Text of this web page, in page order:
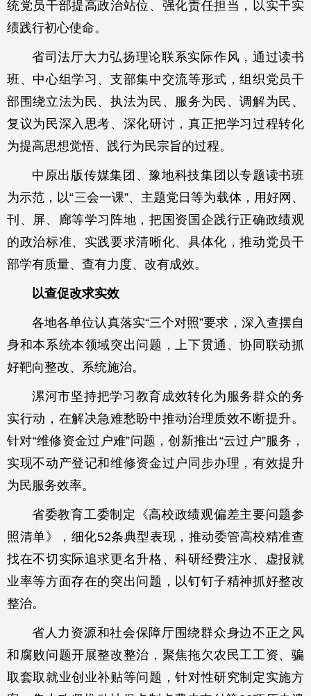
统党员干部提高政治站位、强化责任担当，以实干实
绩践行初心使命。
省司法厅大力弘扬理论联系实际作风，通过读书
班、中心组学习、支部集中交流等形式，组织党员干
部围绕立法为民、执法为民、服务为民、调解为民、
复议为民深入思考、深化研讨，真正把学习过程转化
为提高思想觉悟、践行为民宗旨的过程。
中原出版传媒集团、豫地科技集团以专题读书班
为示范，以“三会一课”、主题党日等为载体，用好网、
刊、屏、廊等学习阵地，把国资国企践行正确政绩观
的政治标准、实践要求清晰化、具体化，推动党员干
部学有质量、查有力度、改有成效。
以查促改求实效
各地各单位认真落实“三个对照”要求，深入查摆自
身和本系统本领域突出问题，上下贯通、协同联动抓
好靶向整改、系统施治。
漯河市坚持把学习教育成效转化为服务群众的务
实行动，在解决急难愁盼中推动治理质效不断提升。
针对“维修资金过户难”问题，创新推出“云过户”服务，
实现不动产登记和维修资金过户同步办理，有效提升
为民服务效率。
省委教育工委制定《高校政绩观偏差主要问题参
照清单》，细化52条典型表现，推动委管高校精准查
找在不切实际追求更名升格、科研经费注水、虚报就
业率等方面存在的突出问题，以钉钉子精神抓好整改
整治。
省人力资源和社会保障厅围绕群众身边不正之风
和腐败问题开展整改整治，聚焦拖欠农民工工资、骗
取套取就业创业补贴等问题，针对性研究制定实施方